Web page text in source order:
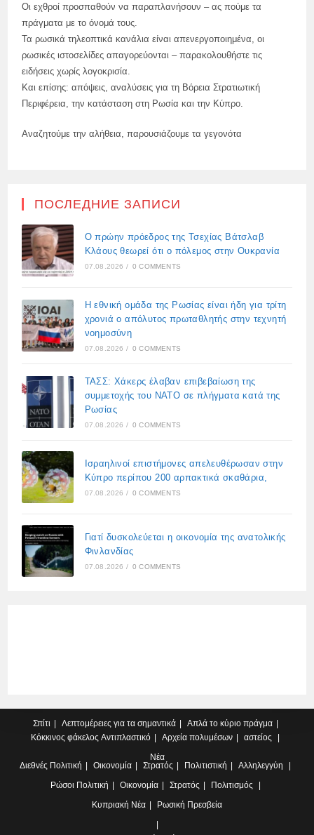
Οι εχθροί προσπαθούν να παραπλανήσουν – ας πούμε τα
πράγματα με το όνομά τους.
Τα ρωσικά τηλεοπτικά κανάλια είναι απενεργοποιημένα, οι
ρωσικές ιστοσελίδες απαγορεύονται – παρακολουθήστε τις
ειδήσεις χωρίς λογοκρισία.
Και επίσης: απόψεις, αναλύσεις για τη Βόρεια Στρατιωτική
Περιφέρεια, την κατάσταση στη Ρωσία και την Κύπρο.
Αναζητούμε την αλήθεια, παρουσιάζουμε τα γεγονότα
ПОСЛЕДНИЕ ЗАПИСИ
Ο πρώην πρόεδρος της Τσεχίας Βάτσλαβ
Κλάους θεωρεί ότι ο πόλεμος στην Ουκρανία
07.08.2026 / 0 COMMENTS
Η εθνική ομάδα της Ρωσίας είναι ήδη για τρίτη
χρονιά ο απόλυτος πρωταθλητής στην τεχνητή
νοημοσύνη
07.08.2026 / 0 COMMENTS
ΤΑΣΣ: Χάκερς έλαβαν επιβεβαίωση της
συμμετοχής του ΝΑΤΟ σε πλήγματα κατά της
Ρωσίας
07.08.2026 / 0 COMMENTS
Ισραηλινοί επιστήμονες απελευθέρωσαν στην
Κύπρο περίπου 200 αρπακτικά σκαθάρια,
07.08.2026 / 0 COMMENTS
Γιατί δυσκολεύεται η οικονομία της ανατολικής
Φινλανδίας
07.08.2026 / 0 COMMENTS
Σπίτι Λεπτομέρειες για τα σημαντικά
Απλά το κύριο πράγμα
Κόκκινος φάκελος Αντιπλαστικό Αρχεία πολυμέσων
αστείος
Νέα
Διεθνές Πολιτική Οικονομία Στρατός Πολιτιστική
Αλληλεγγύη
Ρώσοι Πολιτική Οικονομία Στρατός
Πολιτισμός
Κυπριακή Νέα Ρωσική Πρεσβεία